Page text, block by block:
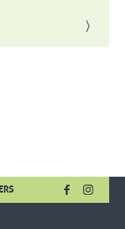
FACEBOOK
, OUVRE
,